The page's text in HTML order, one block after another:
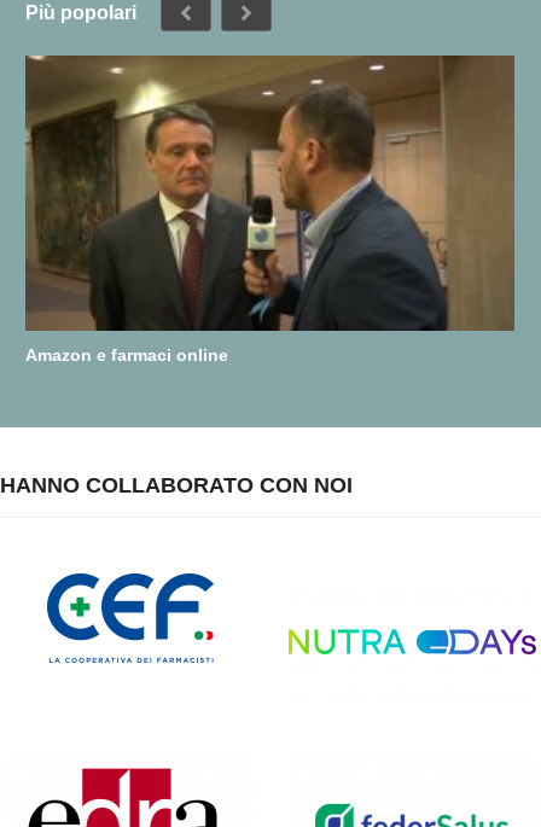
Più popolari
Amazon e farmaci online
HANNO COLLABORATO CON NOI